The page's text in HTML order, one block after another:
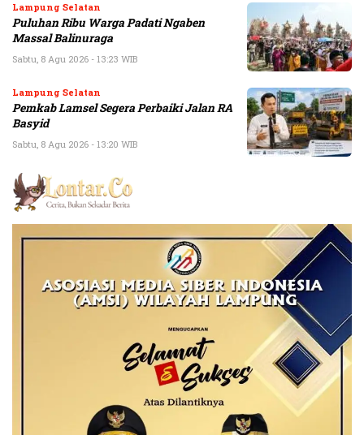
Lampung Selatan
Puluhan Ribu Warga Padati Ngaben
Massal Balinuraga
Sabtu, 8 Agu 2026 - 13:23 WIB
Lampung Selatan
Pemkab Lamsel Segera Perbaiki Jalan RA
Basyid
Sabtu, 8 Agu 2026 - 13:20 WIB